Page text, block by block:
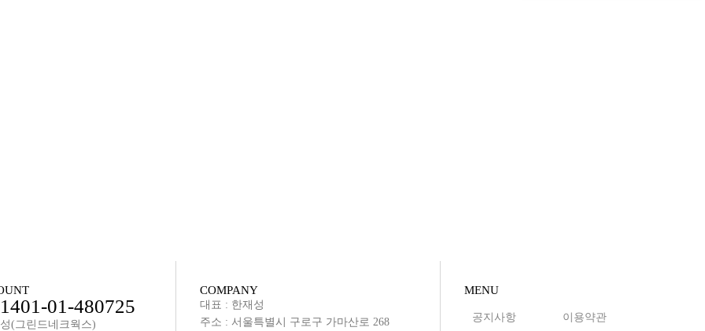
01-480725
(그린드네크웍스)
COMPANY
대표 : 한재성
주소 : 서울특별시 구로구 가마산로 268
MENU
공지사항 이용약관